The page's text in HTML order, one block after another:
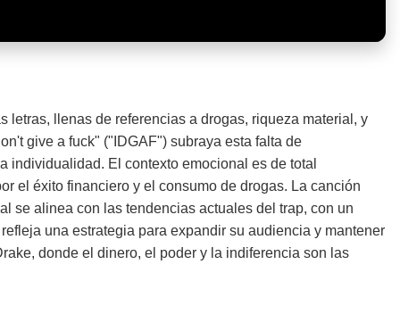
letras, llenas de referencias a drogas, riqueza material, y
give a fuck" ("IDGAF") subraya esta falta de
El contexto emocional es de total
el éxito financiero y el consumo de drogas. La canción
se alinea con las tendencias actuales del trap, con un
una estrategia para expandir su audiencia y mantener
donde el dinero, el poder y la indiferencia son las